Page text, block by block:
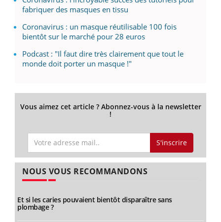
fabriquer des masques en tissu
Coronavirus : un masque réutilisable 100 fois
bientôt sur le marché pour 28 euros
Podcast : "Il faut dire très clairement que tout le
monde doit porter un masque !"
Vous aimez cet article ? Abonnez-vous à la newsletter
!
S'inscrire
NOUS VOUS RECOMMANDONS
Et si les caries pouvaient bientôt disparaître sans
plombage ?